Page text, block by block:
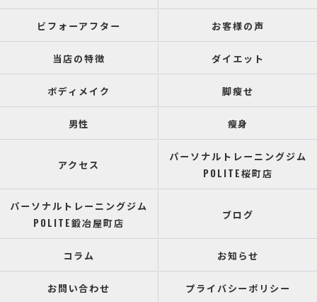
ビフォーアフター お客様の声
当店の特徴 ダイエット
ボディメイク 脚瘦せ
男性 瘦身
アクセス
パーソナルトレーニングジム
POLITE桜町店
パーソナルトレーニングジム
POLITE鍛冶屋町店
ブログ
コラム お知らせ
お問い合わせ プライバシーポリシー